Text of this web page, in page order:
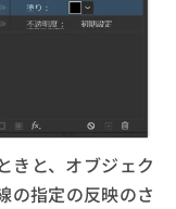
きと、オブジェク
の指定の反映のさ